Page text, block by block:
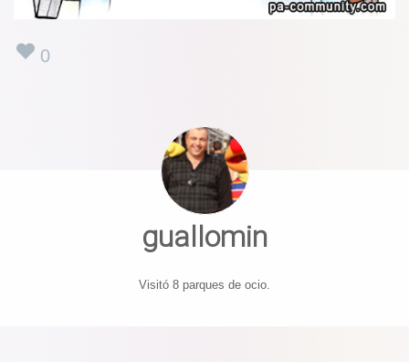
0
guallomin
Visitó 8 parques de ocio.